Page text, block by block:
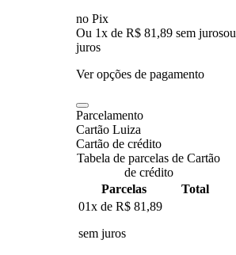
no Pix
Ou 1x de R$ 81,89 sem jurosou
juros
Ver opções de pagamento
Parcelamento
Cartão Luiza
Cartão de crédito
Tabela de parcelas de Cartão
de crédito
Parcelas
Total
01x de R$ 81,89
sem juros